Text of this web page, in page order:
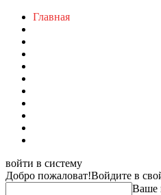
Главная
войти в систему
Добро пожаловат!Войдите в
Ваше